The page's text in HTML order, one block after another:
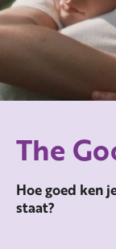
The
Hoe goed ken
staat?